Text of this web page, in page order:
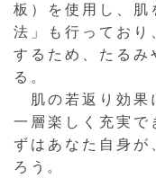
板）を使用し、肌
法」も行っており
するため、たるみ
る。
肌の若返り効果
一層楽しく充実で
ずはあなた自身が
ろう。